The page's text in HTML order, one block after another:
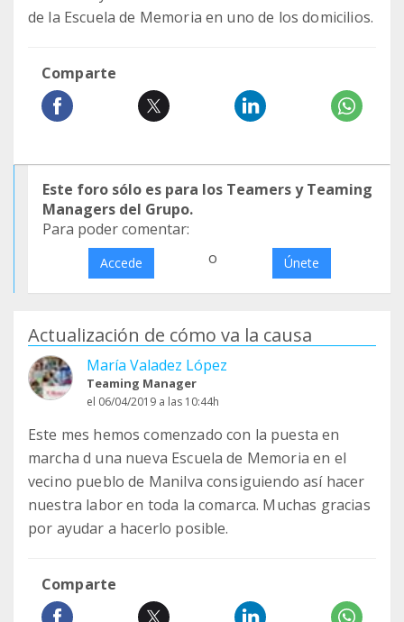
de la Escuela de Memoria en uno de los domicilios.
Comparte
Este foro sólo es para los Teamers y Teaming
Managers del Grupo.
Para poder comentar:
Accede o Únete
Actualización de cómo va la causa
María Valadez López
Teaming Manager
el 06/04/2019 a las 10:44h
Este mes hemos comenzado con la puesta en
marcha d una nueva Escuela de Memoria en el
vecino pueblo de Manilva consiguiendo así hacer
nuestra labor en toda la comarca. Muchas gracias
por ayudar a hacerlo posible.
Comparte